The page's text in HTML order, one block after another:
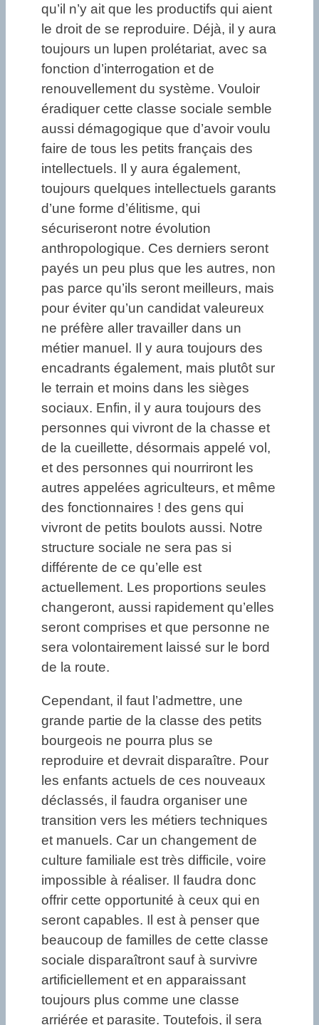
qu’il n’y ait que les productifs qui aient
le droit de se reproduire. Déjà, il y aura
toujours un lupen prolétariat, avec sa
fonction d’interrogation et de
renouvellement du système. Vouloir
éradiquer cette classe sociale semble
aussi démagogique que d’avoir voulu
faire de tous les petits français des
intellectuels. Il y aura également,
toujours quelques intellectuels garants
d’une forme d’élitisme, qui
sécuriseront notre évolution
anthropologique. Ces derniers seront
payés un peu plus que les autres, non
pas parce qu’ils seront meilleurs, mais
pour éviter qu’un candidat valeureux
ne préfère aller travailler dans un
métier manuel. Il y aura toujours des
encadrants également, mais plutôt sur
le terrain et moins dans les sièges
sociaux. Enfin, il y aura toujours des
personnes qui vivront de la chasse et
de la cueillette, désormais appelé vol,
et des personnes qui nourriront les
autres appelées agriculteurs, et même
des fonctionnaires ! des gens qui
vivront de petits boulots aussi. Notre
structure sociale ne sera pas si
différente de ce qu’elle est
actuellement. Les proportions seules
changeront, aussi rapidement qu’elles
seront comprises et que personne ne
sera volontairement laissé sur le bord
de la route.
Cependant, il faut l’admettre, une
grande partie de la classe des petits
bourgeois ne pourra plus se
reproduire et devrait disparaître. Pour
les enfants actuels de ces nouveaux
déclassés, il faudra organiser une
transition vers les métiers techniques
et manuels. Car un changement de
culture familiale est très difficile, voire
impossible à réaliser. Il faudra donc
offrir cette opportunité à ceux qui en
seront capables. Il est à penser que
beaucoup de familles de cette classe
sociale disparaîtront sauf à survivre
artificiellement et en apparaissant
toujours plus comme une classe
arriérée et parasite. Toutefois, il sera